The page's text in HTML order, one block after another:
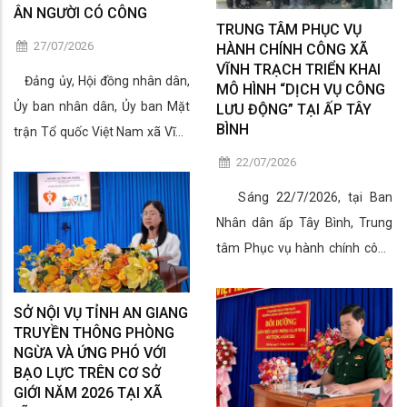
dân, nhất là những trường hợp
tiếp cận công nghệ thông tin.
Qua đó, góp phần nâng cao
hiệu quả cải cách hành chính,
thúc đẩy chuyển đổi số và xây
lấy người dân làm trung tâm.
người có công trên địa bàn xã.
Ông Huỳnh Văn Phụng - Phó
Chủ tịch Ủy ban MTTQ Việt
Nam xã, Chủ tịch Hội Cựu chiến
binh xã và Chị Lê Thị Sơn Ca -
cùng cán bộ, đoàn viên, hội
viên tham gia.
ÂN NGƯỜI CÓ CÔNG
27/07/2026
Đảng ủy, Hội đồng nhân dân,
Ủy ban nhân dân, Ủy ban Mặt
trận Tổ quốc Việt Nam xã Vĩnh
79 năm Ngày Thương binh -
Liệt sĩ (27/7/1947 -
27/7/2026) và trao quà tri ân
các thương binh, bệnh binh,
thân nhân liệt sĩ, gia đình chính
sách trên địa bàn.
TRUNG TÂM PHỤC VỤ
HÀNH CHÍNH CÔNG XÃ
VĨNH TRẠCH TRIỂN KHAI
MÔ HÌNH “DỊCH VỤ CÔNG
LƯU ĐỘNG” TẠI ẤP TÂY
BÌNH
22/07/2026
Sáng 22/7/2026, tại Ban
Nhân dân ấp Tây Bình, Trung
tâm Phục vụ hành chính công
Thanh niên Cộng sản Hồ Chí
Minh xã tổ chức triển khai mô
hình “Dịch vụ công lưu động”,
đồng thời hưởng ứng “Tuần lễ
dịch vụ công trực tuyến” trên
SỞ NỘI VỤ TỈNH AN GIANG
TRUYỀN THÔNG PHÒNG
NGỪA VÀ ỨNG PHÓ VỚI
BẠO LỰC TRÊN CƠ SỞ
GIỚI NĂM 2026 TẠI XÃ